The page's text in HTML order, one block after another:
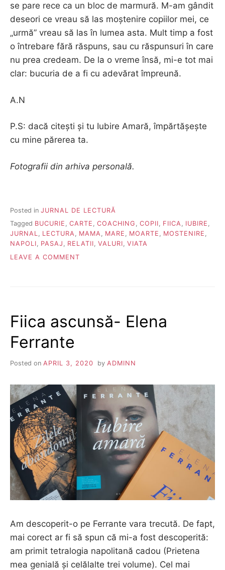
se pare rece ca un bloc de marmură. M-am gândit
deseori ce vreau să las moștenire copiilor mei, ce
„urmă” vreau să las în lumea asta. Mult timp a fost
o întrebare fără răspuns, sau cu răspunsuri în care
nu prea credeam. De la o vreme însă, mi-e tot mai
clar: bucuria de a fi cu adevărat împreună.
A.N
P.S: dacă citești și tu Iubire Amară, împărtășește
cu mine părerea ta.
Fotografii din arhiva personală.
Posted in JURNAL DE LECTURĂ
Tagged BUCURIE , CARTE , COACHING , COPII, FIICA, IUBIRE ,
JURNAL, LECTURA, MAMA, MARE , MOARTE , MOSTENIRE ,
NAPOLI, PASAJ , RELATII, VALURI, VIATA
LEAVE A COMMENT
Fiica ascunsă- Elena
Ferrante
Posted on APRIL 3, 2020 by ADMINN
Am descoperit-o pe Ferrante vara trecută. De fapt,
mai corect ar fi să spun că mi-a fost descoperită:
am primit tetralogia napolitană cadou (Prietena
mea genială și celălalte trei volume). Cel mai